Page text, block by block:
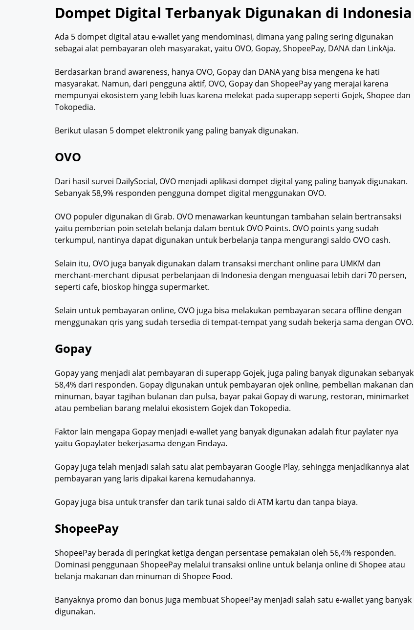
Dompet Digital Terbanyak Digunakan di Indonesia
Ada 5 dompet digital atau e-wallet yang mendominasi, dimana yang paling sering digunakan
sebagai alat pembayaran oleh masyarakat, yaitu OVO, Gopay, ShopeePay, DANA dan LinkAja.
Berdasarkan brand awareness, hanya OVO, Gopay dan DANA yang bisa mengena ke hati
masyarakat. Namun, dari pengguna aktif, OVO, Gopay dan ShopeePay yang merajai karena
mempunyai ekosistem yang lebih luas karena melekat pada superapp seperti Gojek, Shopee dan
Tokopedia.
Berikut ulasan 5 dompet elektronik yang paling banyak digunakan.
OVO
Dari hasil survei DailySocial, OVO menjadi aplikasi dompet digital yang paling banyak digunakan.
Sebanyak 58,9% responden pengguna dompet digital menggunakan OVO.
OVO populer digunakan di Grab. OVO menawarkan keuntungan tambahan selain bertransaksi
yaitu pemberian poin setelah belanja dalam bentuk OVO Points. OVO points yang sudah
terkumpul, nantinya dapat digunakan untuk berbelanja tanpa mengurangi saldo OVO cash.
Selain itu, OVO juga banyak digunakan dalam transaksi merchant online para UMKM dan
merchant-merchant dipusat perbelanjaan di Indonesia dengan menguasai lebih dari 70 persen,
seperti cafe, bioskop hingga supermarket.
Selain untuk pembayaran online, OVO juga bisa melakukan pembayaran secara offline dengan
menggunakan qris yang sudah tersedia di tempat-tempat yang sudah bekerja sama dengan OVO.
Gopay
Gopay yang menjadi alat pembayaran di superapp Gojek, juga paling banyak digunakan sebanyak
58,4% dari responden. Gopay digunakan untuk pembayaran ojek online, pembelian makanan dan
minuman, bayar tagihan bulanan dan pulsa, bayar pakai Gopay di warung, restoran, minimarket
atau pembelian barang melalui ekosistem Gojek dan Tokopedia.
Faktor lain mengapa Gopay menjadi e-wallet yang banyak digunakan adalah fitur paylater nya
yaitu Gopaylater bekerjasama dengan Findaya.
Gopay juga telah menjadi salah satu alat pembayaran Google Play, sehingga menjadikannya alat
pembayaran yang laris dipakai karena kemudahannya.
Gopay juga bisa untuk transfer dan tarik tunai saldo di ATM kartu dan tanpa biaya.
ShopeePay
ShopeePay berada di peringkat ketiga dengan persentase pemakaian oleh 56,4% responden.
Dominasi penggunaan ShopeePay melalui transaksi online untuk belanja online di Shopee atau
belanja makanan dan minuman di Shopee Food.
Banyaknya promo dan bonus juga membuat ShopeePay menjadi salah satu e-wallet yang banyak
digunakan.